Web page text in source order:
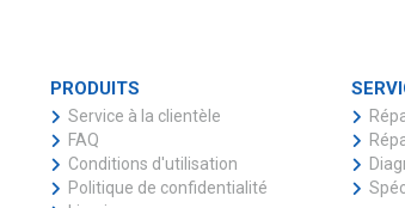
PRODUITS
Service à la clientèle
FAQ
Conditions d'utilisation
Politique de confidentialité